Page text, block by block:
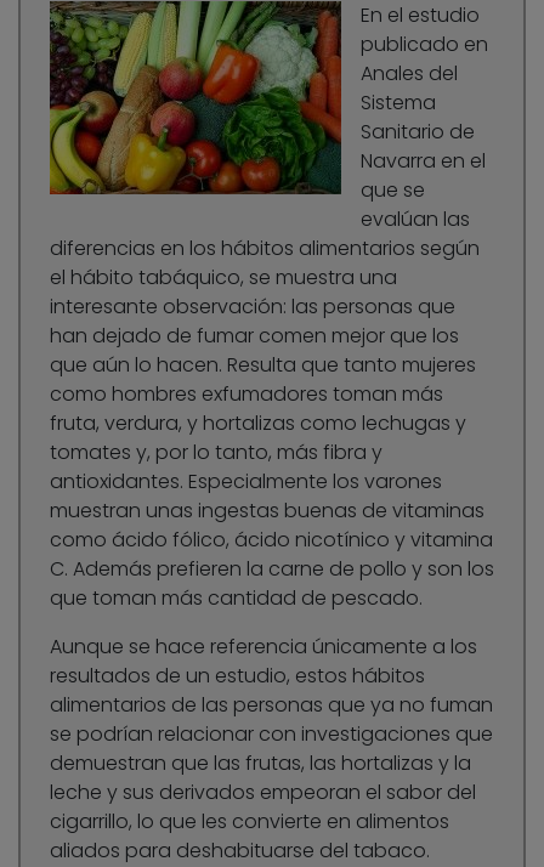
En el estudio
publicado en
Anales del
Sistema
Sanitario de
Navarra en el
que se
evalúan las
diferencias en los hábitos alimentarios según
el hábito tabáquico, se muestra una
interesante observación: las personas que
han dejado de fumar comen mejor que los
que aún lo hacen. Resulta que tanto mujeres
como hombres exfumadores toman más
fruta, verdura, y hortalizas como lechugas y
tomates y, por lo tanto, más fibra y
antioxidantes. Especialmente los varones
muestran unas ingestas buenas de vitaminas
como ácido fólico, ácido nicotínico y vitamina
C. Además prefieren la carne de pollo y son los
que toman más cantidad de pescado.
Aunque se hace referencia únicamente a los
resultados de un estudio, estos hábitos
alimentarios de las personas que ya no fuman
se podrían relacionar con investigaciones que
demuestran que las frutas, las hortalizas y la
leche y sus derivados empeoran el sabor del
cigarrillo, lo que les convierte en alimentos
aliados para deshabituarse del tabaco.